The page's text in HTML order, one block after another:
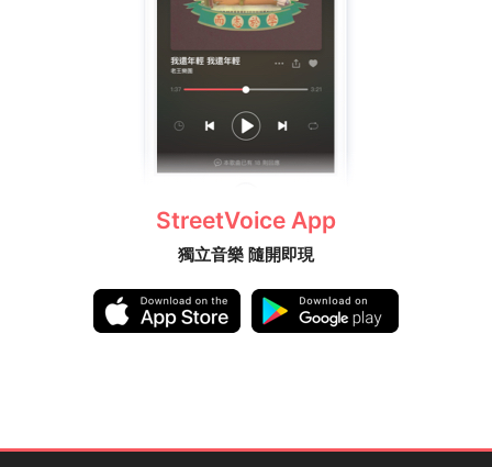
StreetVoice App
獨立音樂 隨開即現